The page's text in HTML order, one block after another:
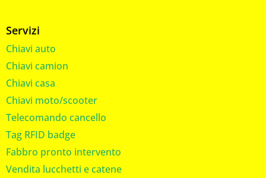
Servizi
Chiavi auto
Chiavi camion
Chiavi casa
Chiavi moto/scooter
Telecomando cancello
Tag RFID badge
Fabbro pronto intervento
Vendita lucchetti e catene